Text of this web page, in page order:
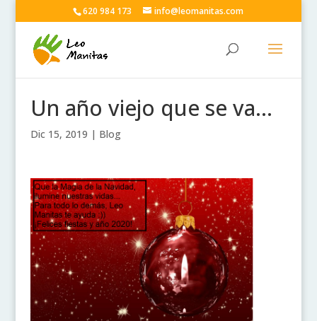
620 984 173 info@leomanitas.com
Un año viejo que se va…
Dic 15, 2019 | Blog